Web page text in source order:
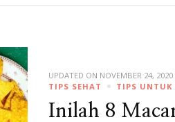
UPDATED ON NOVEMBER 24, 2020
TIPS SEHAT
TIPS UNTUK
Inilah 8